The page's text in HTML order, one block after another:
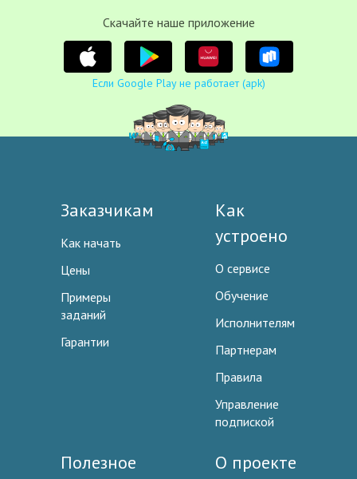
Cкачайте наше приложение
Если Google Play не работает (apk)
Заказчикам
Как начать
Цены
Примеры
заданий
Гарантии
Как
устроено
О сервисе
Обучение
Исполнителям
Партнерам
Правила
Управление
подпиской
Полезное О проекте